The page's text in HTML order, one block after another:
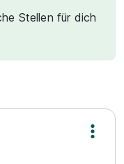
Stellen für dich